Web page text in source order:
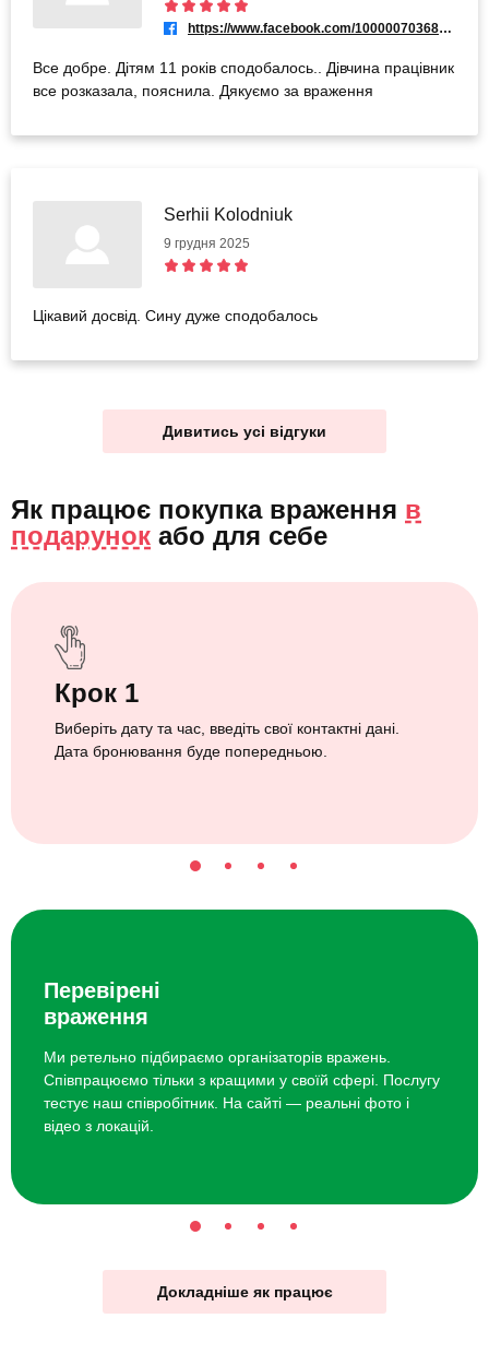
https://www.facebook.com/100000703681370
Все добре. Дітям 11 років сподобалось.. Дівчина працівник
все розказала, пояснила. Дякуємо за враження
Serhii Kolodniuk
9 грудня 2025
Цікавий досвід. Сину дуже сподобалось
Дивитись усі відгуки
Як працює покупка враження в
подарунок або для себе
Крок 1
Виберіть дату та час, введіть свої контактні дані.
Дата бронювання буде попередньою.
Перевірені
враження
Ми ретельно підбираємо організаторів вражень.
Співпрацюємо тільки з кращими у своїй сфері. Послугу
тестує наш співробітник. На сайті — реальні фото і
відео з локацій.
Докладніше як працює